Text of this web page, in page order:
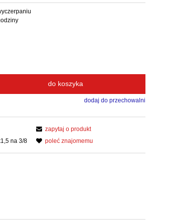
do koszyka
dodaj do przechowalni
na 3/8
zapytaj o produkt
poleć znajomemu